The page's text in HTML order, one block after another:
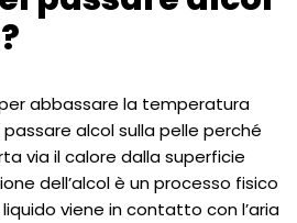
abbassare la temperatura
alcol sulla pelle perché
via il calore dalla superficie
dell’alcol è un processo fisico
viene in contatto con l’aria